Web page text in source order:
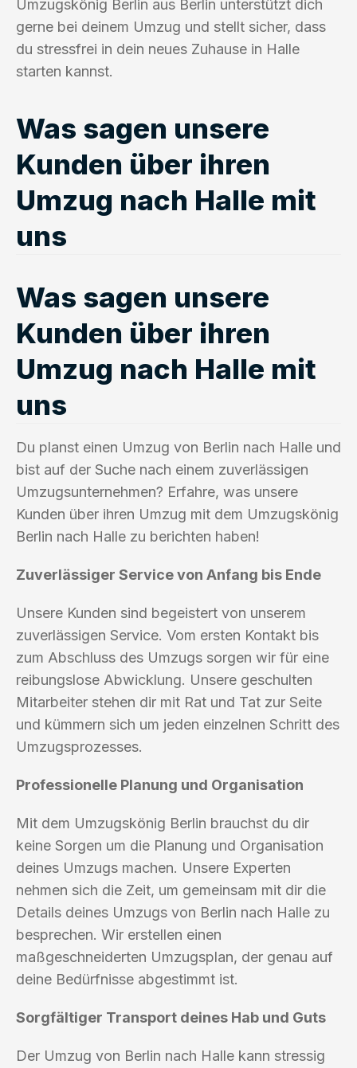
Umzugskönig Berlin aus Berlin unterstützt dich
gerne bei deinem Umzug und stellt sicher, dass
du stressfrei in dein neues Zuhause in Halle
starten kannst.
Was sagen unsere
Kunden über ihren
Umzug nach Halle mit
uns
Was sagen unsere
Kunden über ihren
Umzug nach Halle mit
uns
Du planst einen Umzug von Berlin nach Halle und
bist auf der Suche nach einem zuverlässigen
Umzugsunternehmen? Erfahre, was unsere
Kunden über ihren Umzug mit dem Umzugskönig
Berlin nach Halle zu berichten haben!
Zuverlässiger Service von Anfang bis Ende
Unsere Kunden sind begeistert von unserem
zuverlässigen Service. Vom ersten Kontakt bis
zum Abschluss des Umzugs sorgen wir für eine
reibungslose Abwicklung. Unsere geschulten
Mitarbeiter stehen dir mit Rat und Tat zur Seite
und kümmern sich um jeden einzelnen Schritt des
Umzugsprozesses.
Professionelle Planung und Organisation
Mit dem Umzugskönig Berlin brauchst du dir
keine Sorgen um die Planung und Organisation
deines Umzugs machen. Unsere Experten
nehmen sich die Zeit, um gemeinsam mit dir die
Details deines Umzugs von Berlin nach Halle zu
besprechen. Wir erstellen einen
maßgeschneiderten Umzugsplan, der genau auf
deine Bedürfnisse abgestimmt ist.
Sorgfältiger Transport deines Hab und Guts
Der Umzug von Berlin nach Halle kann stressig